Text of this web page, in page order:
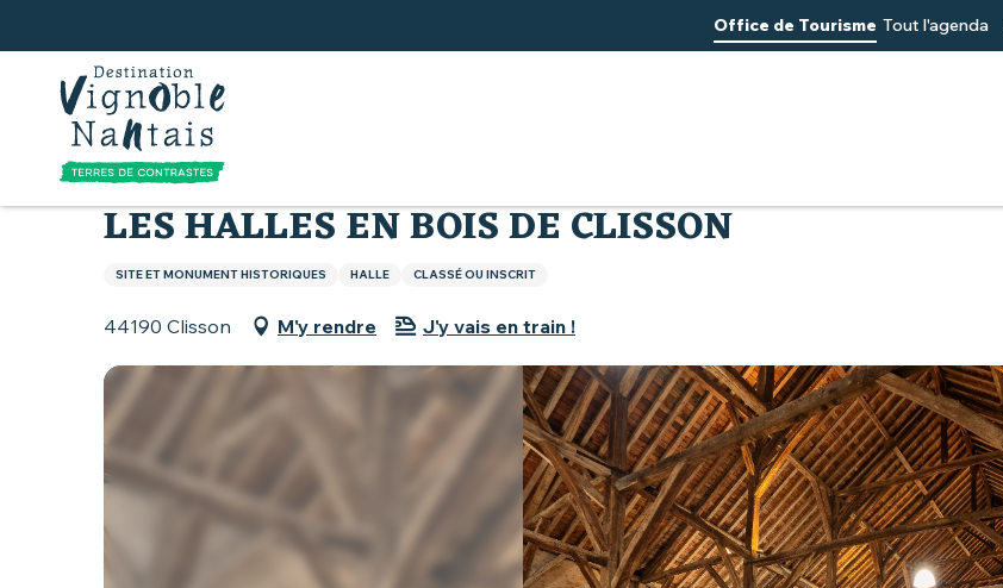
principal
Office de Tourisme Tout l'agenda
Accueil
LES HALLES EN BOIS DE CLISSON
SITE ET MONUMENT HISTORIQUES HALLE CLASSÉ OU INSCRIT
44190 Clisson M'y rendre J'y vais en train !